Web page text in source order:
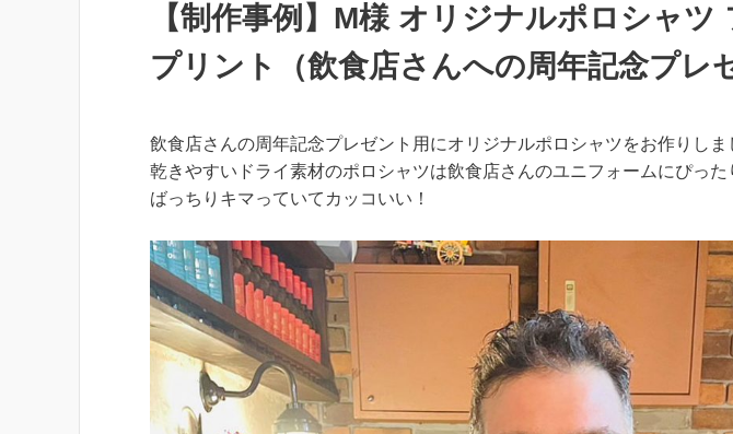
【制作事例】M様 オリジナルポロシャツ
プリント（飲食店さんへの周年記念プレ
飲食店さんの周年記念プレゼント用にオリジナルポロシャツをお作りしま
乾きやすいドライ素材のポロシャツは飲食店さんのユニフォームにぴった
ばっちりキマっていてカッコいい！